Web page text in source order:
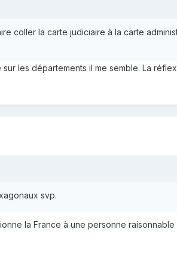
coller la carte judiciaire à la carte
les départements il me semble. La
svp.
la France à une personne